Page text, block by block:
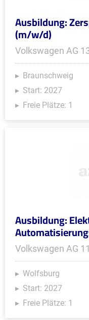
Ausbildung:
(m/w/d)
Volkswagen AG
Braunschweig
Start: 2027
Freie Plätze: 1
Ausbildung:
Volkswagen AG
Wolfsburg
Start: 2027
Freie Plätze: 1